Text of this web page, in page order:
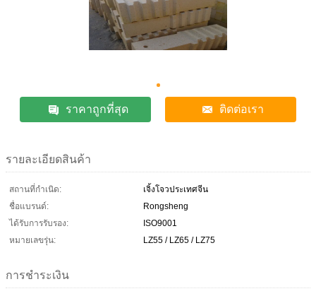
ราคาถูกที่สุด ติดต่อเรา
รายละเอียดสินค้า
สถานที่กำเนิด:
เจิ้งโจวประเทศจีน
ชื่อแบรนด์:
Rongsheng
ได้รับการรับรอง:
ISO9001
หมายเลขรุ่น:
LZ55 / LZ65 / LZ75
การชำระเงิน